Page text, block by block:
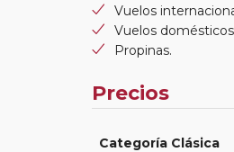
Vuelos
Vuelos
Propinas.
Precios
Categoría Clásica